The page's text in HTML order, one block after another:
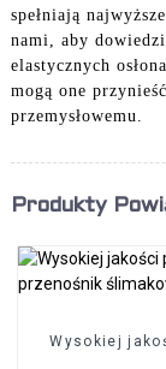
spełniają
nami, aby
elastycznych
mogą one
przemysłowemu.
Produkty
Wysokiej